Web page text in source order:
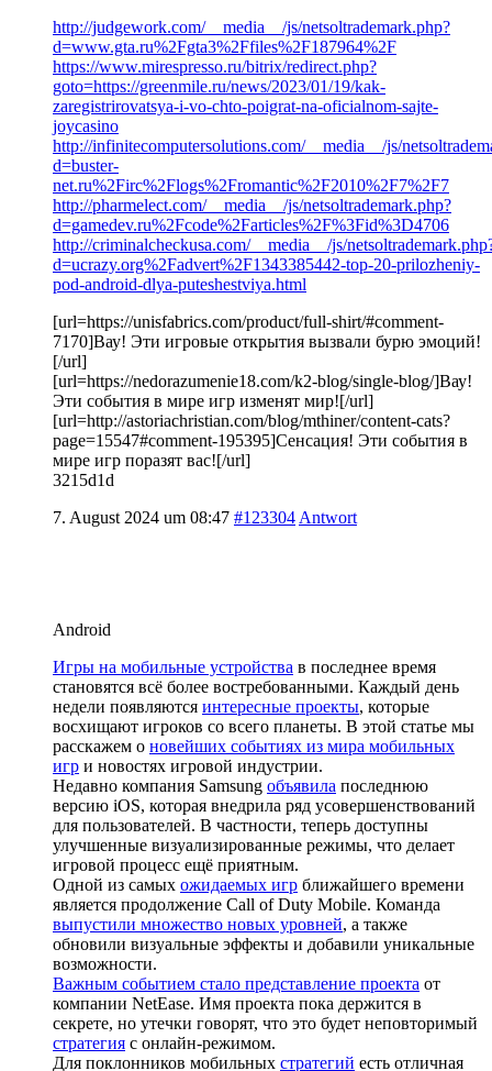
http://judgework.com/__media__/js/netsoltrademark.php?
d=www.gta.ru%2Fgta3%2Ffiles%2F187964%2F
https://www.mirespresso.ru/bitrix/redirect.php?
goto=https://greenmile.ru/news/2023/01/19/kak-
zaregistrirovatsya-i-vo-chto-poigrat-na-oficialnom-sajte-
joycasino
http://infinitecomputersolutions.com/__media__/js/
d=buster-
net.ru%2Firc%2Flogs%2Fromantic%2F2010%2F7%2F7
http://pharmelect.com/__media__/js/netsoltrademark.php?
d=gamedev.ru%2Fcode%2Farticles%2F%3Fid%3D4706
http://criminalcheckusa.com/__media__/js/
d=ucrazy.org%2Fadvert%2F1343385442-top-20-prilozheniy-
pod-android-dlya-puteshestviya.html
[url=https://unisfabrics.com/product/full-shirt/#comment-
7170]Вау! Эти игровые открытия вызвали бурю эмоций!
[/url]
[url=https://nedorazumenie18.com/k2-blog/single-blog/]Вау!
Эти события в мире игр изменят мир![/url]
[url=http://astoriachristian.com/blog/mthiner/content-cats?
page=15547#comment-195395]Сенсация! Эти события в
мире игр поразят вас![/url]
3215d1d
7. August 2024 um 08:47 #123304 Antwort
Android
Игры на мобильные устройства в последнее время
становятся всё более востребованными. Каждый день
недели появляются интересные проекты, которые
восхищают игроков со всего планеты. В этой статье мы
расскажем о новейших событиях из мира мобильных
игр и новостях игровой индустрии.
Недавно компания Samsung объявила последнюю
версию iOS, которая внедрила ряд усовершенствований
для пользователей. В частности, теперь доступны
улучшенные визуализированные режимы, что делает
игровой процесс ещё приятным.
Одной из самых ожидаемых игр ближайшего времени
является продолжение Call of Duty Mobile. Команда
выпустили множество новых уровней, а также
обновили визуальные эффекты и добавили уникальные
возможности.
Важным событием стало представление проекта от
компании NetEase. Имя проекта пока держится в
секрете, но утечки говорят, что это будет неповторимый
стратегия с онлайн-режимом.
Для поклонников мобильных стратегий есть отличная